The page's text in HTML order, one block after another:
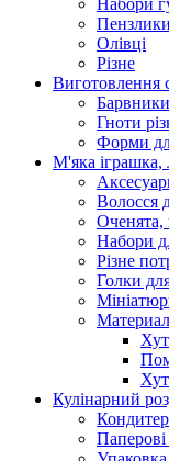
Олівці
Різне
Виготовлення
Гноти
Форми
М'яка іграшка,
Волосся
Оченята,
Набори
Різне
Голки
Кулінарний